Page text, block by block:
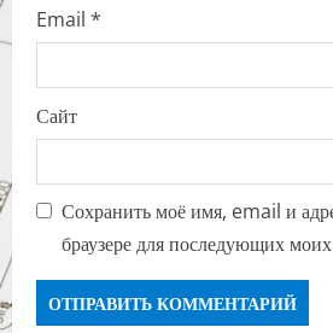
Email *
Сайт
Сохранить моё имя, email и
браузере для последующих